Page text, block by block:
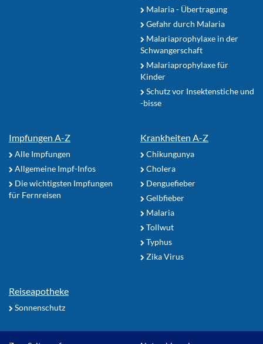
Malaria - Übertragung
Gefahr durch Malaria
Malariaprophylaxe in der
Schwangerschaft
Malariaprophylaxe für
Kinder
Schutz vor Insektenstiche und
-bisse
Impfungen A-Z
Alle Impfungen
Allgemeine Impf-Infos
Die wichtigsten Impfungen
für Fernreisen
Krankheiten A-Z
Chikungunya
Cholera
Denguefieber
Gelbfieber
Malaria
Tollwut
Typhus
Zika Virus
Reiseapotheke
Sonnenschutz